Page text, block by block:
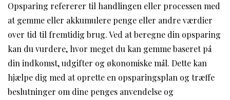
Opsparing refererer til handlingen eller processen med
at gemme eller akkumulere penge eller andre værdier
over tid til fremtidig brug. Ved at beregne din opsparing
kan du vurdere, hvor meget du kan gemme baseret på
din indkomst, udgifter og økonomiske mål. Dette kan
hjælpe dig med at oprette en opsparingsplan og træffe
beslutninger om dine penges anvendelse og